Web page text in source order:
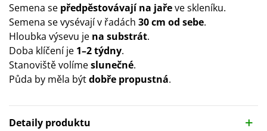
Semena se předpěstovávají na jařeve skleníku.
Semena se vysévají v řadách 30 cm od sebe.
Hloubka výsevu je na substrát.
Doba klíčení je 1–2 týdny.
Stanoviště volímeslunečné.
Půda by měla býtdobře propustná.
Detaily produktu